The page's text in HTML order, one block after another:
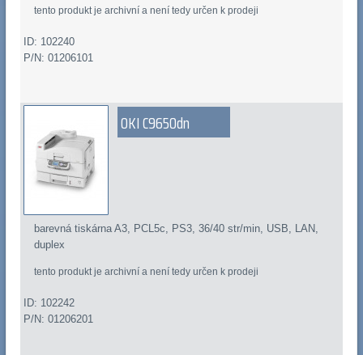
tento produkt je archivní a není tedy určen k prodeji
ID: 102240
P/N: 01206101
OKI C9650dn
barevná tiskárna A3, PCL5c, PS3, 36/40 str/min, USB, LAN,
duplex
tento produkt je archivní a není tedy určen k prodeji
ID: 102242
P/N: 01206201